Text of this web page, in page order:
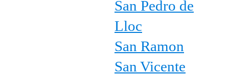
San Pedro de
Lloc
San Ramon
San Vicente